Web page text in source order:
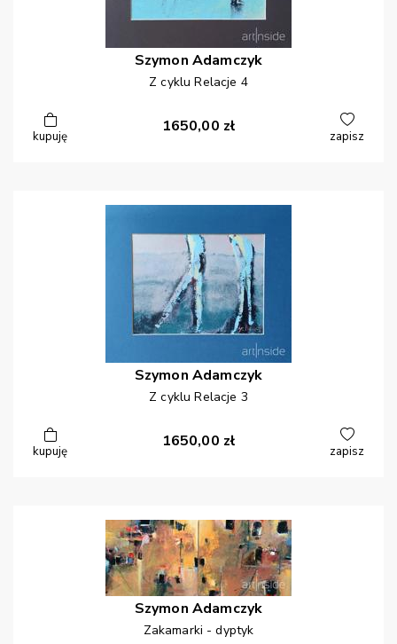
Szymon Adamczyk
Z cyklu Relacje 4
kupuję
1650,00 zł
zapisz
Szymon Adamczyk
Z cyklu Relacje 3
kupuję
1650,00 zł
zapisz
Szymon Adamczyk
Zakamarki - dyptyk